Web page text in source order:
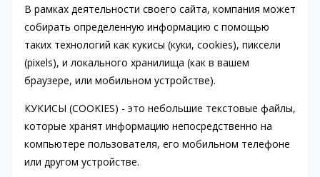
В рамках деятельности своего сайта, компания может
собирать определенную информацию с помощью
таких технологий как кукисы (куки, cookies), пиксели
(pixels), и локального хранилища (как в вашем
браузере, или мобильном устройстве).
КУКИСЫ (COOKIES) - это небольшие текстовые файлы,
которые хранят информацию непосредственно на
компьютере пользователя, его мобильном телефоне
или другом устройстве.